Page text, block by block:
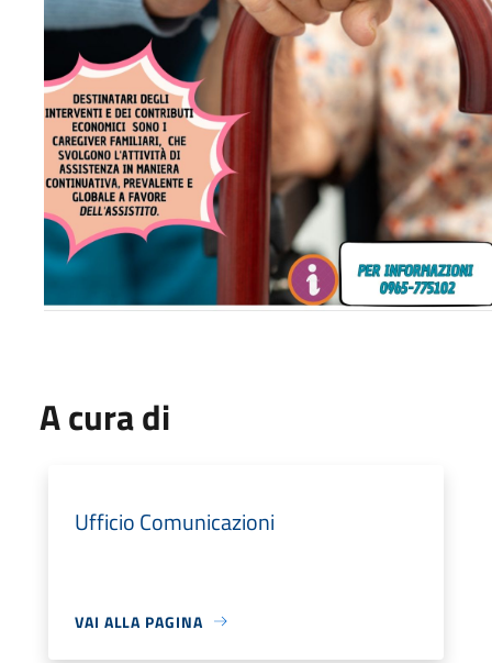
A cura di
Ufficio Comunicazioni
VAI ALLA PAGINA